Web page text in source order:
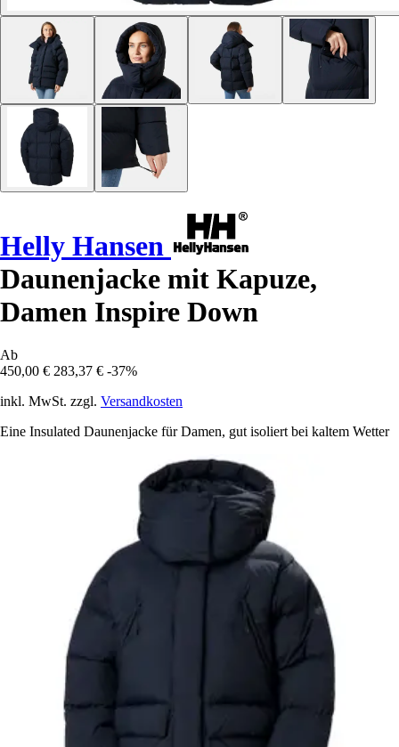
Helly Hansen
Daunenjacke mit Kapuze,
Damen Inspire Down
Ab
450,00 € 283,37 € -37%
inkl. MwSt. zzgl. Versandkosten
Eine Insulated Daunenjacke für Damen, gut isoliert bei kaltem Wetter